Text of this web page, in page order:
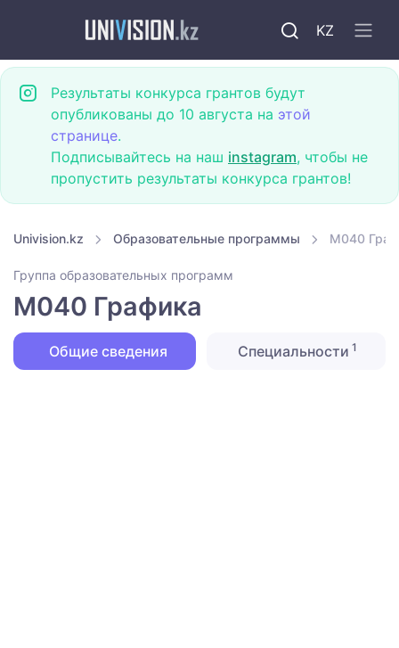
KZ
Результаты конкурса грантов будут
опубликованы до 10 августа на этой
странице.
Подписывайтесь на наш instagram, чтобы не
пропустить результаты конкурса грантов!
Univision.kz Образовательные программы M040
Группа образовательных программ
M040 Графика
Общие сведения Специальности 1